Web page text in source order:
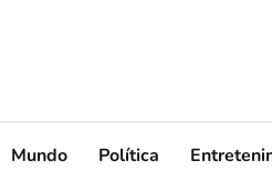
Mundo Política